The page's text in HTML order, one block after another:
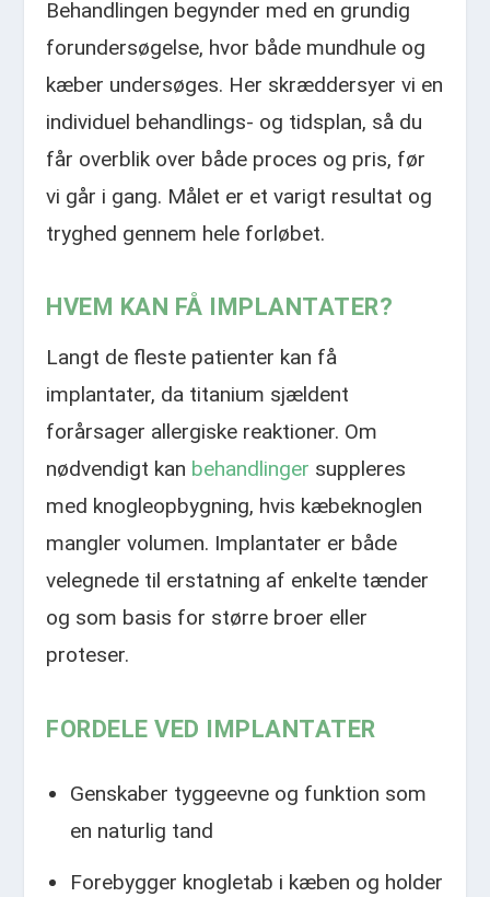
Behandlingen begynder med en grundig
forundersøgelse, hvor både mundhule og
kæber undersøges. Her skræddersyer vi en
individuel behandlings- og tidsplan, så du
får overblik over både proces og pris, før
vi går i gang. Målet er et varigt resultat og
tryghed gennem hele forløbet.​
HVEM KAN FÅ IMPLANTATER?
Langt de fleste patienter kan få
implantater, da titanium sjældent
forårsager allergiske reaktioner. Om
nødvendigt kan behandlinger suppleres
med knogleopbygning, hvis kæbeknoglen
mangler volumen. Implantater er både
velegnede til erstatning af enkelte tænder
og som basis for større broer eller
proteser.​
FORDELE VED IMPLANTATER
Genskaber tyggeevne og funktion som
en naturlig tand
Forebygger knogletab i kæben og holder